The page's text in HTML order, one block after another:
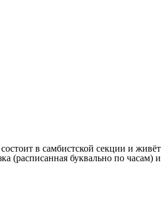
в самбистской секции и живёт
(расписанная буквально по часам) и